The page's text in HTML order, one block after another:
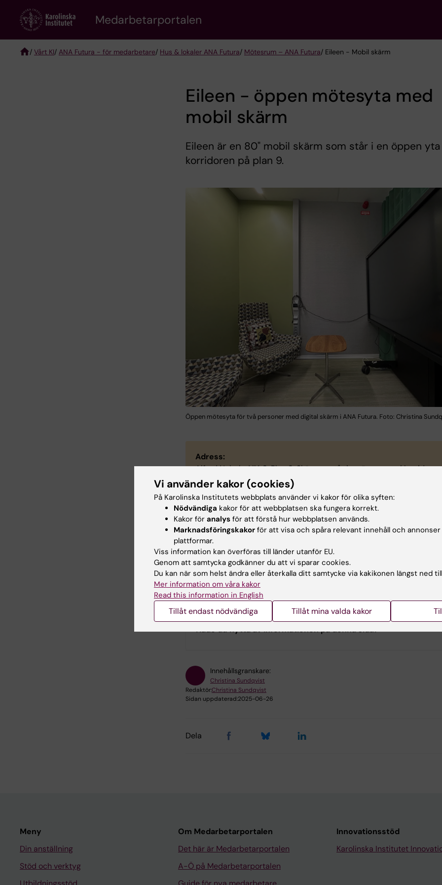
content
Medarbetarportalen
/ Vårt KI/ ANA Futura - för medarbetare/ Hus & lokaler ANA Futura/ Mötesrum – ANA Futura/ Eileen - Mobil skärm
Eileen - öppen mötesyta med
mobil skärm
Eileen är en 80" mobil skärm som står i en öppen
korridoren på plan 9.
Öppen mötesyta för två personer med digital skärm i ANA Futura. Foto: Christina
Adress:
Alfred Nobels Allé 8, Plan 9. Skärmen står i en öppen yta i
plan 9 där man kan sitta två personer och ha ett gemensamt möte.
kan skärmas av med en gardin.
Övrig information:​​​​
Skärmen går på hjul och är höj- och sänkbar samt har en
(som just nu enbart är kompatibel med PC).
Platsen kan inte bokas utan är "först till kvarn" principen.
Hade du nytta av informationen på denna sida?
Innehållsgranskare:
Christina Sundqvist
Redaktör:Christina Sundqvist
Sidan uppdaterad:2025-06-26
Dela
Meny
Din anställning
Stöd och verktyg
Om Medarbetarportalen
Det här är Medarbetarportalen
A-Ö på Medarbetarportalen
Innovationsstöd
Karolinska Institutet
Vi använder kakor (cookies)
På Karolinska Institutets webbplats använder vi kakor för olika syften:
Nödvändiga kakor för att webbplatsen ska fungera korrekt.
Kakor för analys för att förstå hur webbplatsen används.
Marknadsföringskakor för att visa och spåra relevant innehåll och
plattformar.
Viss information kan överföras till länder utanför EU.
Genom att samtycka godkänner du att vi sparar cookies.
Du kan när som helst ändra eller återkalla ditt samtycke via kakikonen längst ned
Mer information om våra kakor
Read this information in English
Tillåt endast nödvändiga Tillåt mina valda kakor